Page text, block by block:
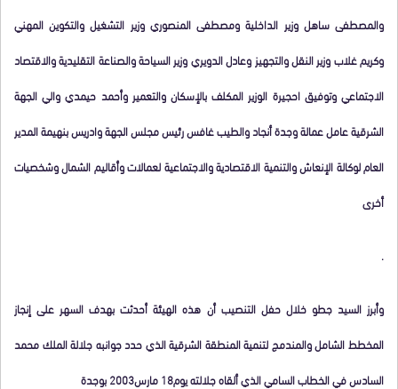
والمصطفى ساهل وزير الداخلية ومصطفى المنصوري وزير التشغيل والتكوين المهني
وكريم غلاب وزير النقل والتجهيز وعادل الدويري وزير السياحة والصناعة التقليدية والاقتصاد
الاجتماعي وتوفيق احجيرة الوزير المكلف بالإسكان والتعمير وأحمد حيمدي والي الجهة
الشرقية عامل عمالة وجدة أنجاد والطيب غافس رئيس مجلس الجهة وادريس بنهيمة المدير
العام لوكالة الإنعاش والتنمية الاقتصادية والاجتماعية لعمالات وأقاليم الشمال وشخصيات
أخرى
.
وأبرز السيد جطو خلال حفل التنصيب أن هذه الهيئة أحدثت بهدف السهر على إنجاز
المخطط الشامل والمندمج لتنمية المنطقة الشرقية الذي حدد جوانبه جلالة الملك محمد
السادس في الخطاب السامي الذي ألقاه جلالته يوم18 مارس2003 بوجدة